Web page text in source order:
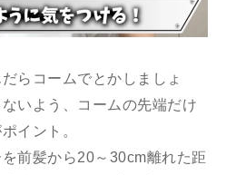
らコームでとかしましょ
いよう、コームの先端だけ
イント。
前髪から20～30cm離れた距